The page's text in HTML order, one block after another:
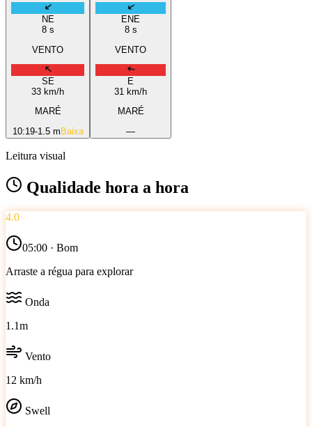
NE
8s
VENTO
SE
33 km/h
MARÉ
10:19-1.5 mBaixa
ENE
8s
VENTO
E
31 km/h
MARÉ
—
Leitura visual
Qualidade hora a hora
4.0
05:00 · Bom
Arraste a régua para explorar
Onda
1.1m
Vento
12 km/h
Swell